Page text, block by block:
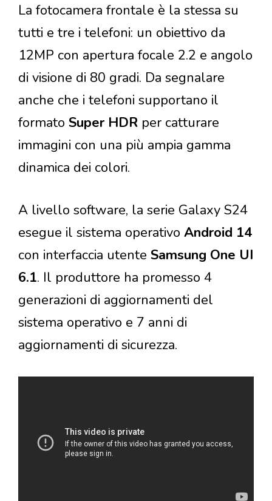
La fotocamera frontale è la stessa su
tutti e tre i telefoni: un obiettivo da
12MP con apertura focale 2.2 e angolo
di visione di 80 gradi. Da segnalare
anche che i telefoni supportano il
formato Super HDR per catturare
immagini con una più ampia gamma
dinamica dei colori.
A livello software, la serie Galaxy S24
esegue il sistema operativo Android 14
con interfaccia utente Samsung One UI
6.1. Il produttore ha promesso 4
generazioni di aggiornamenti del
sistema operativo e 7 anni di
aggiornamenti di sicurezza.